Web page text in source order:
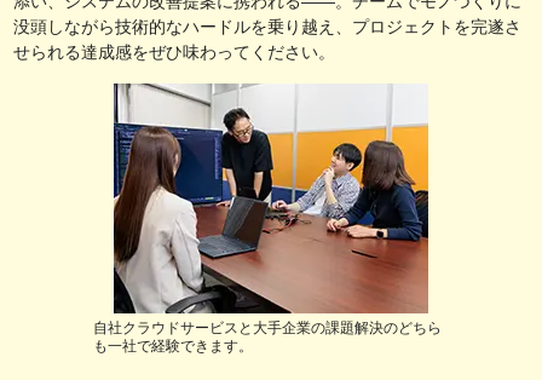
没頭しながら技術的なハードルを乗り越え、プロジェクトを完遂さ
せられる達成感をぜひ味わってください。
自社クラウドサービスと大手企業の課題解決のどちら
も一社で経験できます。